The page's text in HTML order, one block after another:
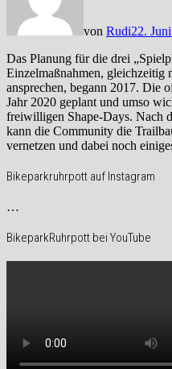
von Rudi22.
Das Planung für die drei
Einzelmaßnahmen, gleichzeitig
ansprechen, begann 2017. Die
Jahr 2020 geplant und umso
freiwilligen Shape-Days. Nach
kann die Community die
vernetzen und dabei noch
Bikeparkruhrpott auf Instagram
…
BikeparkRuhrpott bei YouTube